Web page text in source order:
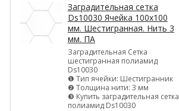
Заградительная сетка
Ds10030 Ячейка 100х100
мм. Шестигранная. Нить 3
мм. ПА
Заградительная Сетка
шестигранная полиамид
Ds10030
❶ Тип ячейки: Шестигранник
❷ Толщина нити: 3 мм
❸ Купить заградительная сетка
полиамид Ds10030